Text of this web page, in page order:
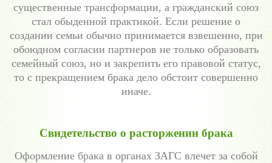
существенные трансформации, а гражданский союз
стал обыденной практикой. Если решение о
создании семьи обычно принимается взвешенно, при
обоюдном согласии партнеров не только образовать
семейный союз, но и закрепить его правовой статус,
то с прекращением брака дело обстоит совершенно
иначе.
Свидетельство о расторжении брака
Оформление брака в органах ЗАГС влечет за собой